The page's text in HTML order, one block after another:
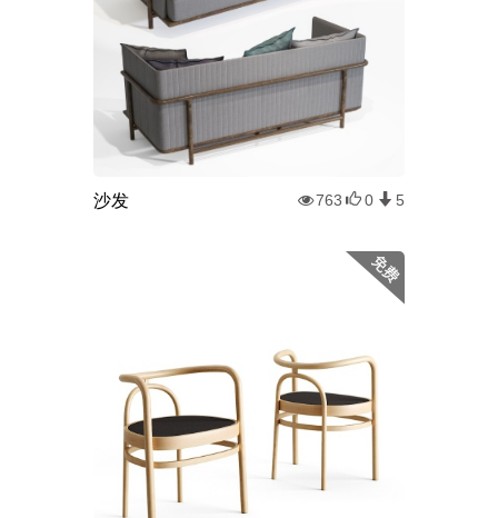
沙发 763 0 5